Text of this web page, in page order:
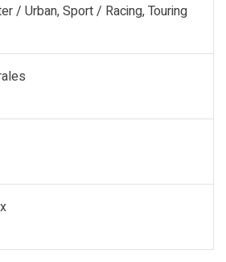
/ Urban, Sport / Racing, Touring